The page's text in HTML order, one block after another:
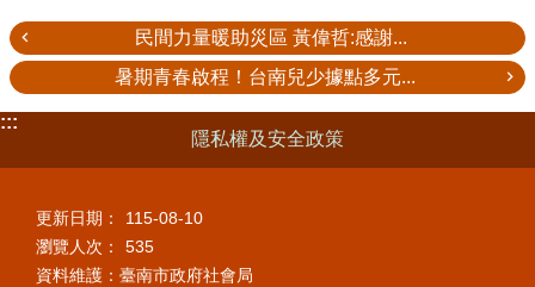
民間力量暖助災區 黃偉哲:感謝...
暑期青春啟程！台南兒少據點多元...
:::
隱私權及安全政策
更新日期：
115-08-10
瀏覽人次：
535
資料維護：臺南市政府社會局